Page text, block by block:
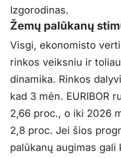
Izgorodinas.
Žemų palūkanų
Visgi, ekonomisto
rinkos veiksniu ir toliau
dinamika. Rinkos
kad 3 mėn. EURIBOR
2,66 proc., o iki 2026
2,8 proc. Jei šios
palūkanų augimas